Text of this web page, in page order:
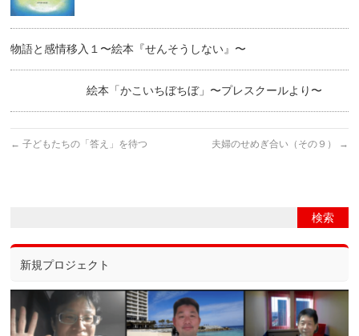
物語と感情移入１〜絵本『せんそうしない』〜
絵本「かこいちぼちぼ」〜プレスクールより〜
← 子どもたちの「答え」を待つ 夫婦のせめぎ合い（その９） →
新規プロジェクト